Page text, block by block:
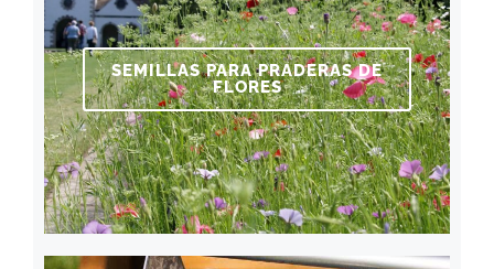
SEMILLAS PARA PRADERAS DE
FLORES